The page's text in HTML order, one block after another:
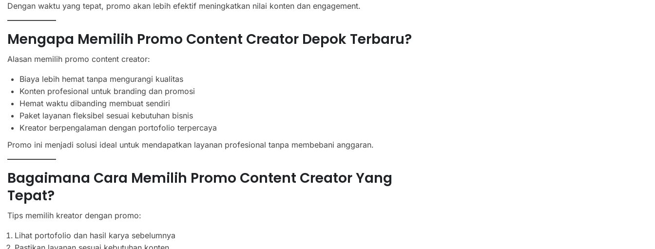
Dengan waktu yang tepat, promo akan lebih efektif meningkatkan nilai konten dan engagement.
Mengapa Memilih Promo Content Creator Depok Terbaru?
Alasan memilih promo content creator:
Biaya lebih hemat tanpa mengurangi kualitas
Konten profesional untuk branding dan promosi
Hemat waktu dibanding membuat sendiri
Paket layanan fleksibel sesuai kebutuhan bisnis
Kreator berpengalaman dengan portofolio terpercaya
Promo ini menjadi solusi ideal untuk mendapatkan layanan profesional tanpa membebani anggaran.
Bagaimana Cara Memilih Promo Content Creator Yang
Tepat?
Tips memilih kreator dengan promo:
Lihat portofolio dan hasil karya sebelumnya